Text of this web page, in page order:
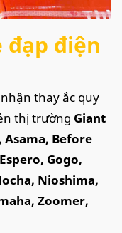
đạp điện
thay ắc quy
thị trường Giant
Asama, Before
Gogo,
Nioshima,
Zoomer,